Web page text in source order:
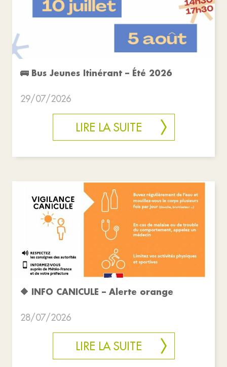
🚌 Bus Jeunes Itinérant – Été 2026
29/07/2026
LIRE LA SUITE
🔶 INFO CANICULE – Alerte orange
28/07/2026
LIRE LA SUITE